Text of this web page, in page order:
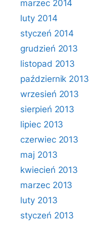
marzec 2014
luty 2014
styczeń 2014
grudzień 2013
listopad 2013
październik 2013
wrzesień 2013
sierpień 2013
lipiec 2013
czerwiec 2013
maj 2013
kwiecień 2013
marzec 2013
luty 2013
styczeń 2013